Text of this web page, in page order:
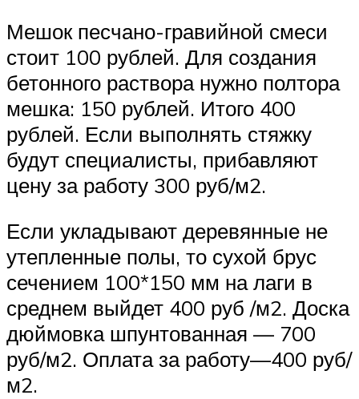
Мешок песчано-гравийной смеси
стоит 100 рублей. Для создания
бетонного раствора нужно полтора
мешка: 150 рублей. Итого 400
рублей. Если выполнять стяжку
будут специалисты, прибавляют
цену за работу 300 руб/м2.
Если укладывают деревянные не
утепленные полы, то сухой брус
сечением 100*150 мм на лаги в
среднем выйдет 400 руб /м2. Доска
дюймовка шпунтованная — 700
руб/м2. Оплата за работу—400 руб/
м2.